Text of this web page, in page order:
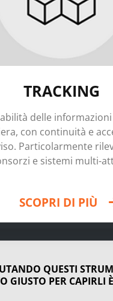
TRACKING
delle
con continuità e
Particolarmente
e sistemi multi-
SCOPRI DI PIÙ
QUESTI
GIUSTO PER CAPIRLI